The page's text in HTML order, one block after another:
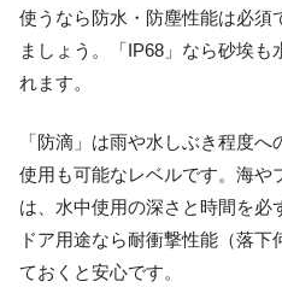
使うなら防水・防塵性能は必須
ましょう。「IP68」なら砂埃も
れます。
「防滴」は雨や水しぶき程度
使用も可能なレベルです。海や
は、水中使用の深さと時間を必
ドア用途なら耐衝撃性能（落
ておくと安心です。